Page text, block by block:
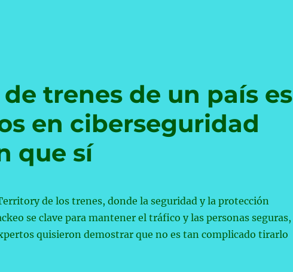
trenes de un país es
en ciberseguridad
que sí
de los trenes, donde la seguridad y la protección
se clave para mantener el tráfico y las personas seguras,
quisieron demostrar que no es tan complicado tirarlo